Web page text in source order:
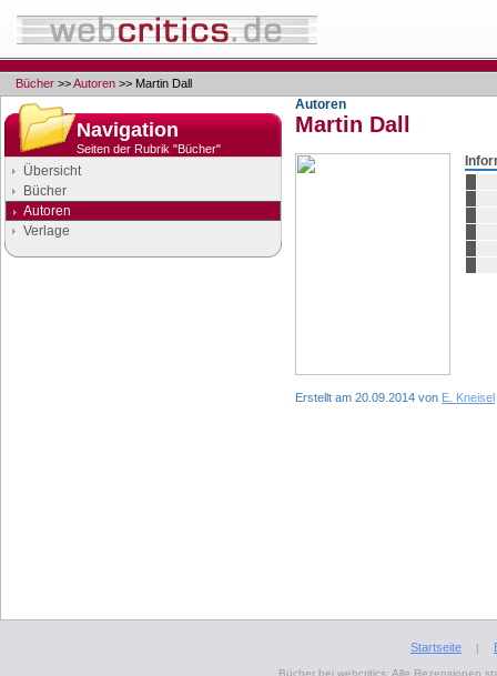
Bücher >>Autoren >> Martin Dall
Navigation
Seiten der Rubrik "Bücher"
Übersicht
Bücher
Autoren
Verlage
Autoren
Martin Dall
Erstellt am 20.09.2014 von E. Kneisel
Startseite |
Bücher bei webcritics: Alle Rezensionen